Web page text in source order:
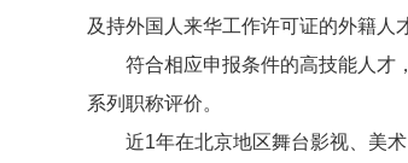
及持外国人来华工作许可证的外籍人
符合相应申报条件的高技能人才
系列职称评价。
近1年在北京地区舞台影视、美